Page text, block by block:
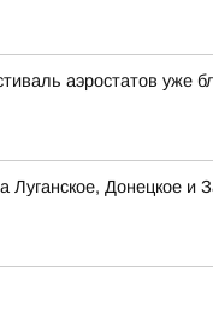
аэростатов уже
Луганское, Донецкое и